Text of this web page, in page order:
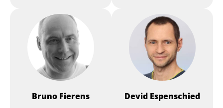
Germany GmbH
Session
Bruno Fierens Devid Espenschied